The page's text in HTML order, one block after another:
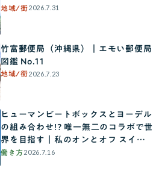
地域/街2026.7.31
竹富郵便局（沖縄県）｜エモい郵便局
図鑑 No.11
地域/街2026.7.23
ヒューマンビートボックスとヨーデル
の組み合わせ!? 唯一無二のコラボで世
界を目指す｜私のオンとオフ スイッ
チインタビュー
働き方2026.7.16